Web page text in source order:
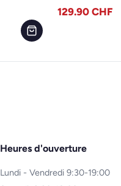
129.90 CHF
Heures d'ouverture
Lundi - Vendredi 9:30-19:00